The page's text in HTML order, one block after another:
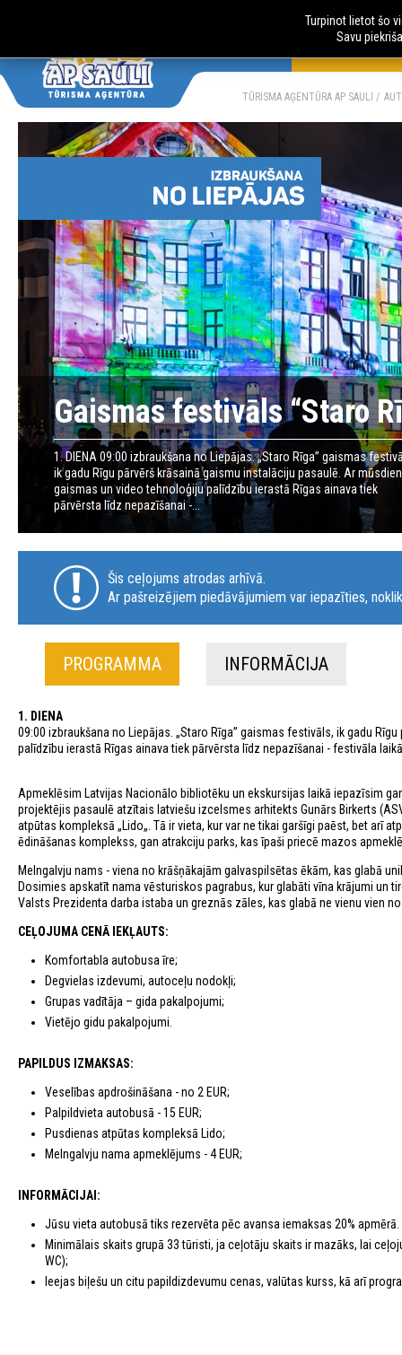
AUTOBUSU
TŪRISMA AĢENTŪRA AP SAULI
Gaismas festivāls “Staro
1. DIENA 09:00 izbraukšana no Liepājas. „Staro Rīga” gaismas
ik gadu Rīgu pārvērš krāsainā gaismu instalāciju pasaulē. Ar
gaismas un video tehnoloģiju palīdzību ierastā Rīgas ainava tiek
pārvērsta līdz nepazīšanai -...
Šis ceļojums atrodas arhīvā.
Ar pašreizējiem piedāvājumiem var iepazīties,
PROGRAMMA INFORMĀCIJA
1. DIENA
09:00 izbraukšana no Liepājas. „Staro Rīga” gaismas festivāls, ik gadu
palīdzību ierastā Rīgas ainava tiek pārvērsta līdz nepazīšanai - festivāla
Apmeklēsim Latvijas Nacionālo bibliotēku un ekskursijas laikā iepazīsim
projektējis pasaulē atzītais latviešu izcelsmes arhitekts Gunārs Birkerts
atpūtas kompleksā „Lido„. Tā ir vieta, kur var ne tikai garšīgi paēst, bet arī
ēdināšanas komplekss, gan atrakciju parks, kas īpaši priecē mazos
Melngalvju nams - viena no krāšņākajām galvaspilsētas ēkām, kas glabā
Dosimies apskatīt nama vēsturiskos pagrabus, kur glabāti vīna krājumi un
Valsts Prezidenta darba istaba un greznās zāles, kas glabā ne vienu vien
CEĻOJUMA CENĀ IEKĻAUTS:
Komfortabla autobusa īre;
Degvielas izdevumi, autoceļu nodokļi;
Grupas vadītāja – gida pakalpojumi;
Vietējo gidu pakalpojumi.
PAPILDUS IZMAKSAS:
Veselības apdrošināšana - no 2 EUR;
Palpildvieta autobusā - 15 EUR;
Pusdienas atpūtas kompleksā Lido;
Melngalvju nama apmeklējums - 4 EUR;
INFORMĀCIJAI:
Jūsu vieta autobusā tiks rezervēta pēc avansa iemaksas 20%
Minimālais skaits grupā 33 tūristi, ja ceļotāju skaits ir mazāks, lai
WC);
Ieejas biļešu un citu papildizdevumu cenas, valūtas kurss, kā arī
Turpinot lietot šo
Savu